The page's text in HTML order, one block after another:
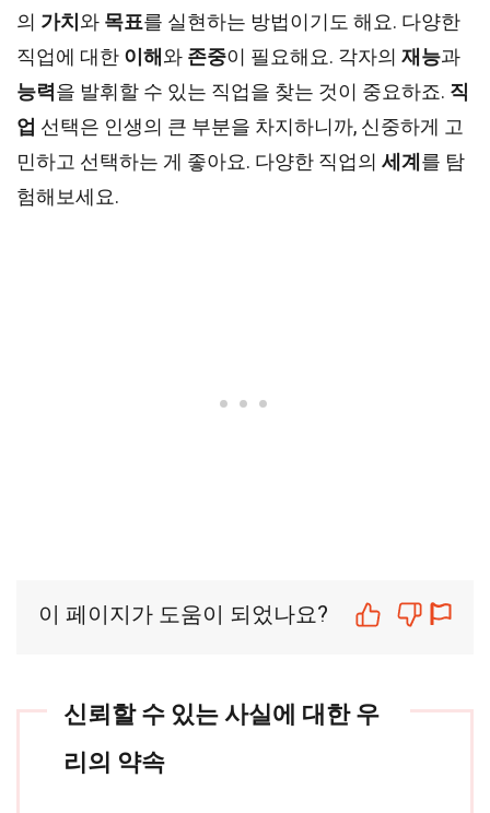
의 가치 와 목표를 실현하는 방법이기도 해요. 다양한
직업에 대한 이해 와 존중이 필요해요. 각자의 재능과
능력을 발휘할 수 있는 직업을 찾는 것이 중요하죠. 직
업 선택은 인생의 큰 부분을 차지하니까, 신중하게 고
민하고 선택하는 게 좋아요. 다양한 직업의 세계 를 탐
험해보세요.
이 페이지가 도움이 되었나요?
신뢰할 수 있는 사실에 대한 우
리의 약속